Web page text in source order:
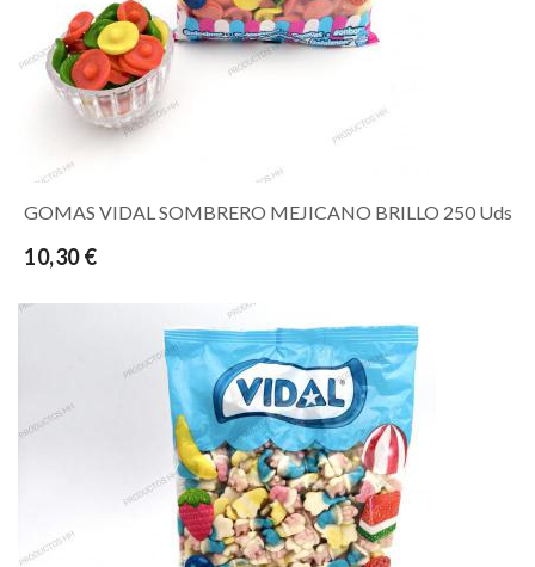
GOMAS VIDAL SOMBRERO MEJICANO BRILLO 250 Uds
10,30 €